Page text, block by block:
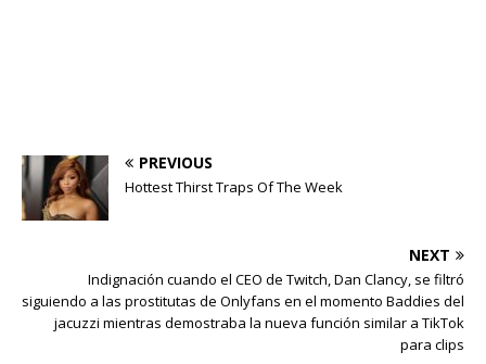
PREVIOUS
Hottest Thirst Traps Of The Week
NEXT
Indignación cuando el CEO de Twitch, Dan Clancy, se filtró
siguiendo a las prostitutas de Onlyfans en el momento Baddies del
jacuzzi mientras demostraba la nueva función similar a TikTok
para clips